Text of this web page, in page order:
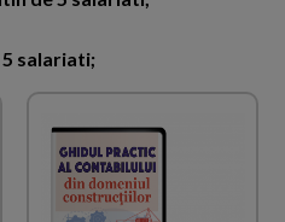
5 salariati;